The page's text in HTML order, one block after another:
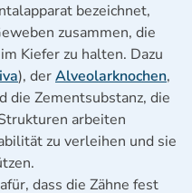
bezeichnet,
zusammen, die
Kiefer zu halten. Dazu
), derAlveolarknochen,
die Zementsubstanz, die
arbeiten
zu verleihen und sie
dass die Zähne fest